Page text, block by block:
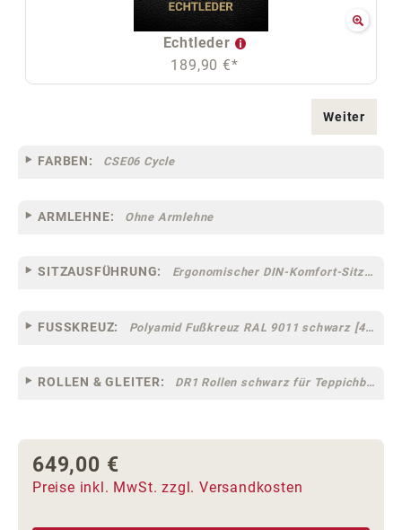
Echtleder
189,90 €*
Weiter
FARBEN: CSE06 Cycle
ARMLEHNE: Ohne Armlehne
SITZAUSFÜHRUNG: Ergonomischer DIN-Komfort-Sitz [75]
FUSSKREUZ: Polyamid Fußkreuz RAL 9011 schwarz [44]
ROLLEN & GLEITER: DR1 Rollen schwarz für Teppichböden [10]
Regulärer Preis:
649,00 €
Preise inkl. MwSt. zzgl. Versandkosten